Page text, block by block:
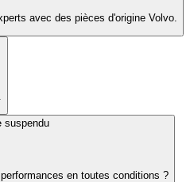
avec des pièces d'origine Volvo.
en toutes conditions ?